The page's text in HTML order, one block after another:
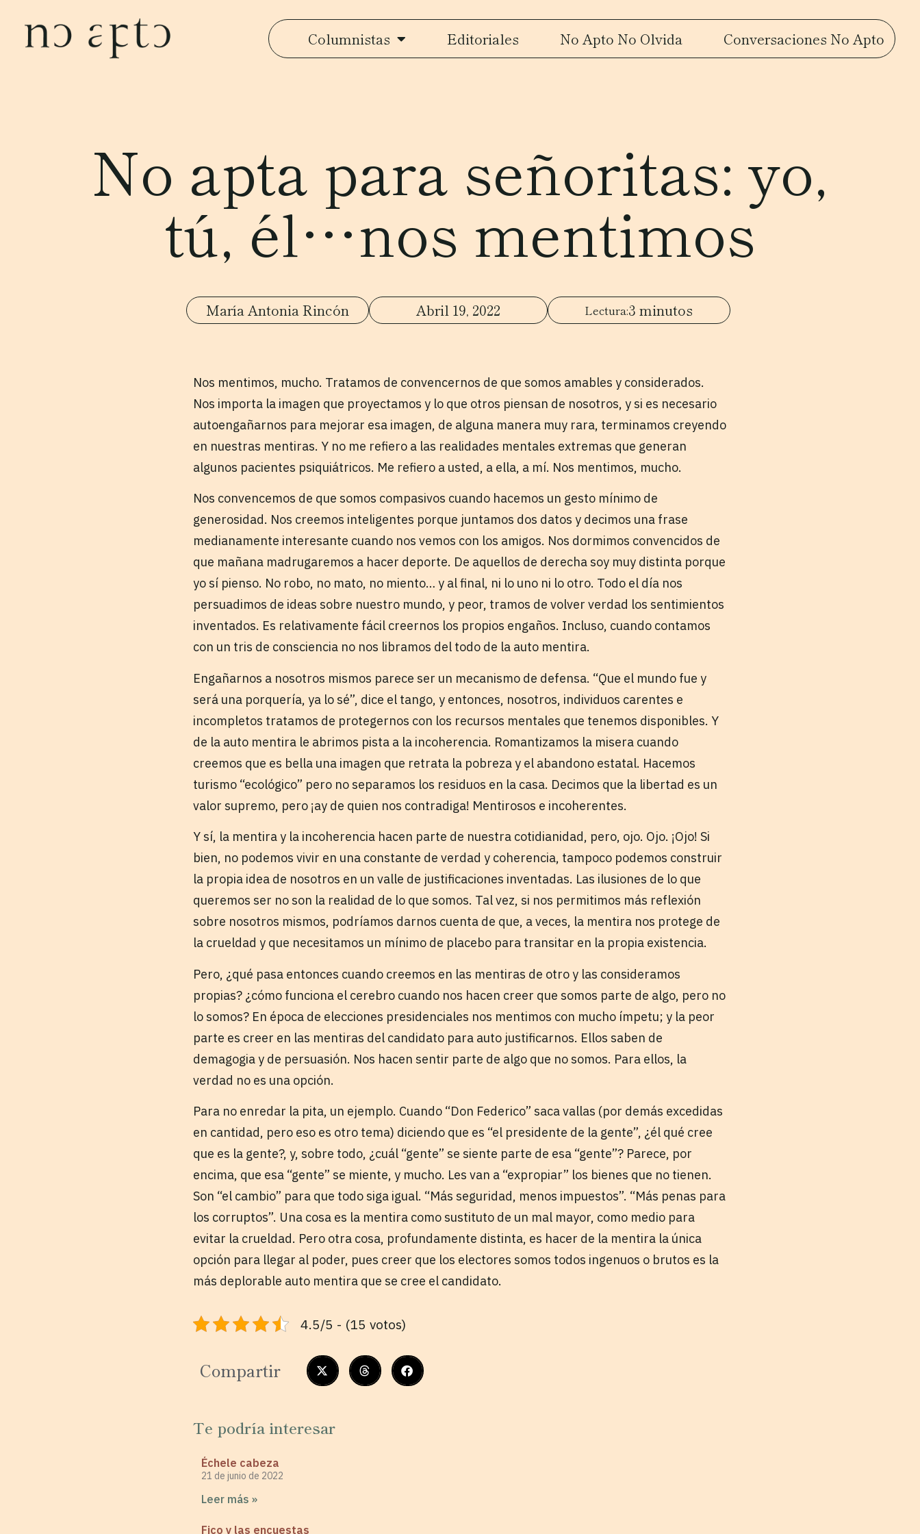
Columnistas Editoriales No Apto No Olvida Conversaciones No Apto
No apta para señoritas: yo,
tú, él…nos mentimos
María Antonia Rincón Abril 19, 2022 3 minutos
Nos mentimos, mucho. Tratamos de convencernos de que somos amables y considerados.
Nos importa la imagen que proyectamos y lo que otros piensan de nosotros, y si es necesario
autoengañarnos para mejorar esa imagen, de alguna manera muy rara, terminamos creyendo
en nuestras mentiras. Y no me refiero a las realidades mentales extremas que generan
algunos pacientes psiquiátricos. Me refiero a usted, a ella, a mí. Nos mentimos, mucho.
Nos convencemos de que somos compasivos cuando hacemos un gesto mínimo de
generosidad. Nos creemos inteligentes porque juntamos dos datos y decimos una frase
medianamente interesante cuando nos vemos con los amigos. Nos dormimos convencidos de
que mañana madrugaremos a hacer deporte. De aquellos de derecha soy muy distinta porque
yo sí pienso. No robo, no mato, no miento… y al final, ni lo uno ni lo otro. Todo el día nos
persuadimos de ideas sobre nuestro mundo, y peor, tramos de volver verdad los sentimientos
inventados. Es relativamente fácil creernos los propios engaños. Incluso, cuando contamos
con un tris de consciencia no nos libramos del todo de la auto mentira.
Engañarnos a nosotros mismos parece ser un mecanismo de defensa. “Que el mundo fue y
será una porquería, ya lo sé”, dice el tango, y entonces, nosotros, individuos carentes e
incompletos tratamos de protegernos con los recursos mentales que tenemos disponibles. Y
de la auto mentira le abrimos pista a la incoherencia. Romantizamos la misera cuando
creemos que es bella una imagen que retrata la pobreza y el abandono estatal. Hacemos
turismo “ecológico” pero no separamos los residuos en la casa. Decimos que la libertad es un
valor supremo, pero ¡ay de quien nos contradiga! Mentirosos e incoherentes.
Y sí, la mentira y la incoherencia hacen parte de nuestra cotidianidad, pero, ojo. Ojo. ¡Ojo! Si
bien, no podemos vivir en una constante de verdad y coherencia, tampoco podemos construir
la propia idea de nosotros en un valle de justificaciones inventadas. Las ilusiones de lo que
queremos ser no son la realidad de lo que somos. Tal vez, si nos permitimos más reflexión
sobre nosotros mismos, podríamos darnos cuenta de que, a veces, la mentira nos protege de
la crueldad y que necesitamos un mínimo de placebo para transitar en la propia existencia.
Pero, ¿qué pasa entonces cuando creemos en las mentiras de otro y las consideramos
propias? ¿cómo funciona el cerebro cuando nos hacen creer que somos parte de algo, pero no
lo somos? En época de elecciones presidenciales nos mentimos con mucho ímpetu; y la peor
parte es creer en las mentiras del candidato para auto justificarnos. Ellos saben de
demagogia y de persuasión. Nos hacen sentir parte de algo que no somos. Para ellos, la
verdad no es una opción.
Para no enredar la pita, un ejemplo. Cuando “Don Federico” saca vallas (por demás excedidas
en cantidad, pero eso es otro tema) diciendo que es “el presidente de la gente”, ¿él qué cree
que es la gente?, y, sobre todo, ¿cuál “gente” se siente parte de esa “gente”? Parece, por
encima, que esa “gente” se miente, y mucho. Les van a “expropiar” los bienes que no tienen.
Son “el cambio” para que todo siga igual. “Más seguridad, menos impuestos”. “Más penas para
los corruptos”. Una cosa es la mentira como sustituto de un mal mayor, como medio para
evitar la crueldad. Pero otra cosa, profundamente distinta, es hacer de la mentira la única
opción para llegar al poder, pues creer que los electores somos todos ingenuos o brutos es la
más deplorable auto mentira que se cree el candidato.
4.5/5 - (15 votos)
Compartir
Te podría interesar
Échele cabeza
21 de junio de 2022
Leer más »
Fico y las encuestas